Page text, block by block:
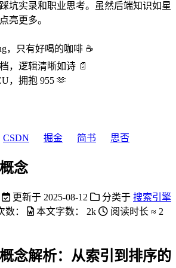
坑实录和职业思考。虽然后端知识如星
亮更多。
，只有好喝的咖啡 ☕️
，逻辑清晰如诗 📄
，拥抱 955 🫶
CSDN 掘金 简书 思否
念
更新于 2025-08-12 分类于 搜索引擎
数： 本文字数： 2k 阅读时长 ≈ 2
念解析：从索引到排序的